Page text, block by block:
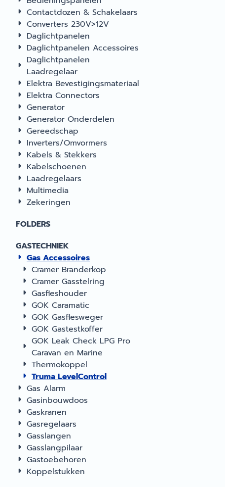
Contactdozen & Schakelaars
Converters 230V>12V
Daglichtpanelen
Daglichtpanelen Accessoires
Daglichtpanelen
Laadregelaar
Elektra Bevestigingsmateriaal
Elektra Connectors
Generator
Generator Onderdelen
Gereedschap
Inverters/Omvormers
Kabels & Stekkers
Kabelschoenen
Laadregelaars
Multimedia
Zekeringen
FOLDERS
GASTECHNIEK
Gas Accessoires
Cramer Branderkop
Cramer Gasstelring
Gasfleshouder
GOK Caramatic
GOK Gasflesweger
GOK Gastestkoffer
GOK Leak Check LPG Pro
Caravan en Marine
Thermokoppel
Truma LevelControl
Gas Alarm
Gasinbouwdoos
Gaskranen
Gasregelaars
Gasslangen
Gasslangpilaar
Gastoebehoren
Koppelstukken